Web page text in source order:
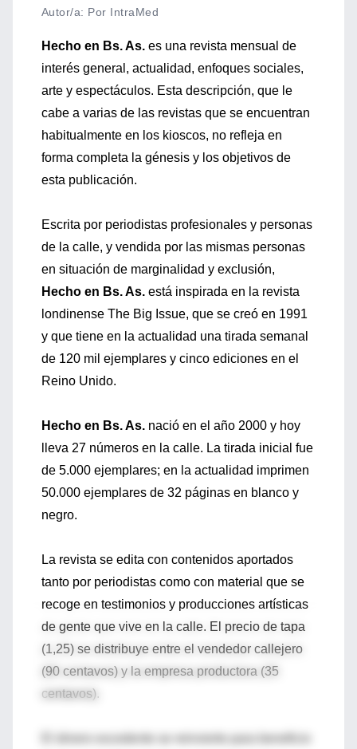
Autor/a: Por IntraMed
Hecho en Bs. As. es una revista mensual de
interés general, actualidad, enfoques sociales,
arte y espectáculos. Esta descripción, que le
cabe a varias de las revistas que se encuentran
habitualmente en los kioscos, no refleja en
forma completa la génesis y los objetivos de
esta publicación.
Escrita por periodistas profesionales y personas
de la calle, y vendida por las mismas personas
en situación de marginalidad y exclusión,
Hecho en Bs. As. está inspirada en la revista
londinense The Big Issue, que se creó en 1991
y que tiene en la actualidad una tirada semanal
de 120 mil ejemplares y cinco ediciones en el
Reino Unido.
Hecho en Bs. As. nació en el año 2000 y hoy
lleva 27 números en la calle. La tirada inicial fue
de 5.000 ejemplares; en la actualidad imprimen
50.000 ejemplares de 32 páginas en blanco y
negro.
La revista se edita con contenidos aportados
tanto por periodistas como con material que se
recoge en testimonios y producciones artísticas
de gente que vive en la calle. El precio de tapa
(1,25) se distribuye entre el vendedor callejero
(90 centavos) y la empresa productora (35
centavos).